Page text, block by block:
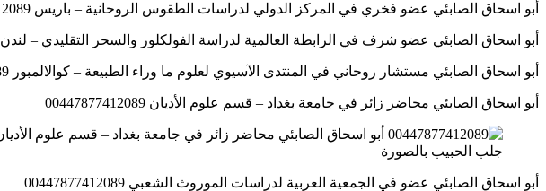
أبو اسحاق الصابئي عضو فخري في المركز الدولي لدراسات الطقوس الروحانية – باريس 00447877412089
أبو اسحاق الصابئي عضو شرف في الرابطة العالمية لدراسة الفولكلور والسحر التقليدي – لندن 00447877412089
أبو اسحاق الصابئي مستشار روحاني في المنتدى الآسيوي لعلوم ما وراء الطبيعة – كوالالمبور 00447877412089
أبو اسحاق الصابئي محاضر زائر في جامعة بغداد – قسم علوم الأديان 00447877412089
جلب الحبيب بالصورة
أبو اسحاق الصابئي عضو في الجمعية العربية لدراسات الموروث الشعبي 00447877412089